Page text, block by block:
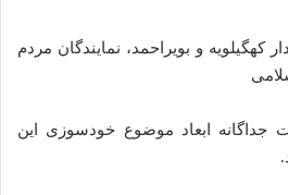
کهگیلویه و بویراحمد، نمایندگان مردم
ابعاد موضوع خودسوزی این